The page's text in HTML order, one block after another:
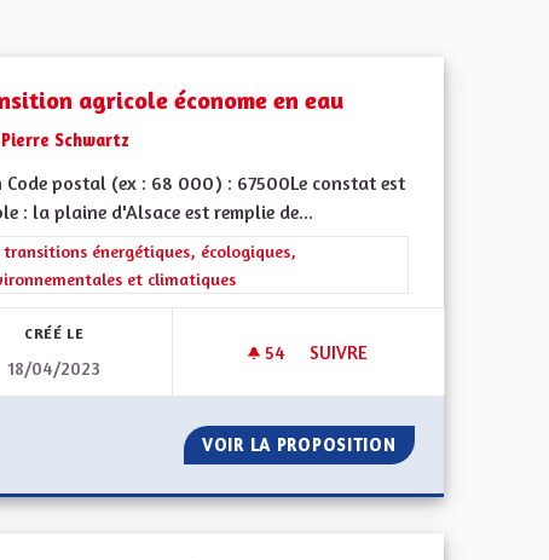
de l'Alsace en France et en Europe
EST
agricole économe en eau
Pierre Schwartz
Code postal (ex : 68 000) : 67500Le constat est
: la plaine d'Alsace est remplie de...
les résultats de la catégorie : Les transitions énergétiques,
transitions énergétiques, écologiques,
et climatiques
CRÉÉ LE
18/04/2023
54 54 ABONNÉS
SUIVRE
VOIR LA PROPOSITION TRANSITION